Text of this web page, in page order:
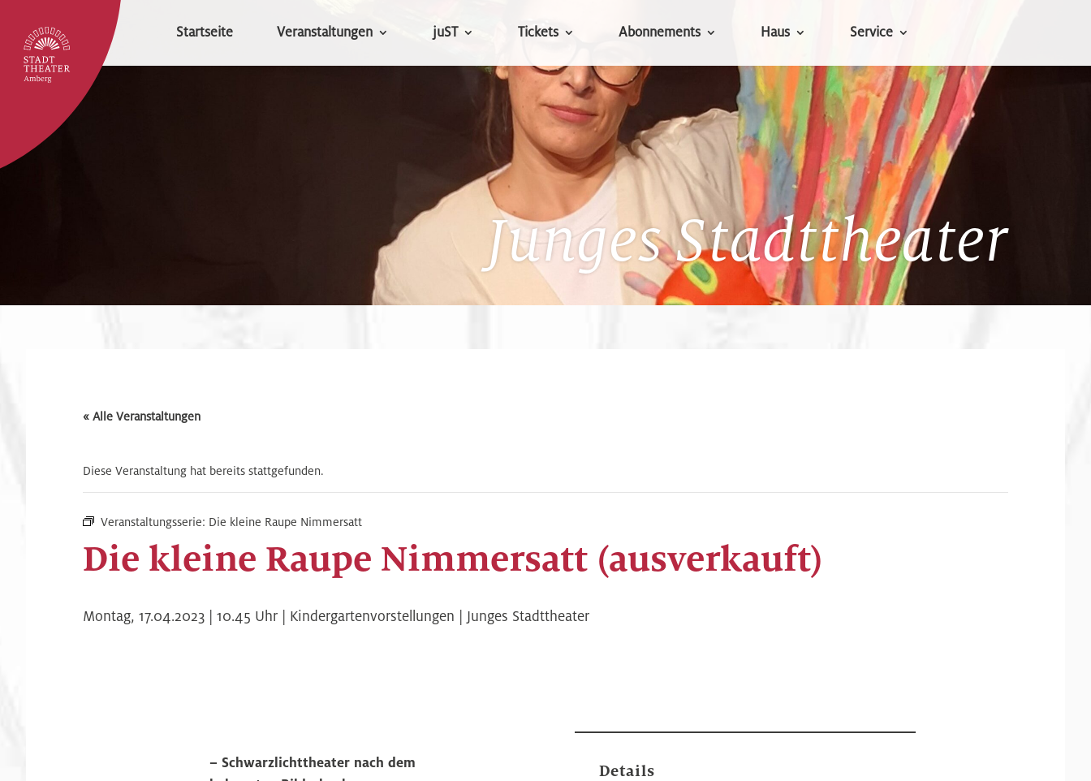
Startseite Veranstaltungen juST Tickets Abonnements Haus Service
Junges Stadttheater
« Alle Veranstaltungen
Diese Veranstaltung hat bereits stattgefunden.
Veranstaltungsserie: Die kleine Raupe Nimmersatt
Die kleine Raupe Nimmersatt (ausverkauft)
Montag, 17.04.2023 | 10.45 Uhr | Kindergartenvorstellungen | Junges Stadttheater
– Schwarzlichttheater nach dem
Details